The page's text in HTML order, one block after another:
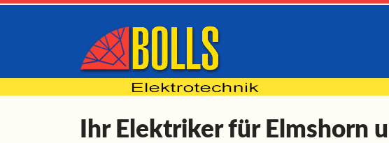
Ihr Elektriker für Elmshorn